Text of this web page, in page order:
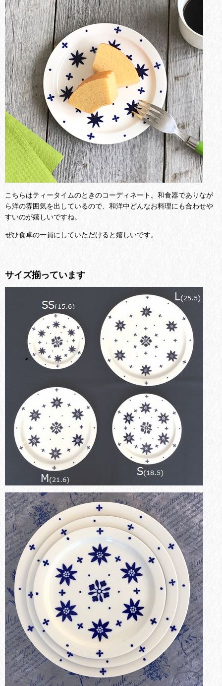
こちらはティータイムのときのコーディネート。和食器でありなが
ら洋の雰囲気を出しているので、和洋中どんなお料理にも合わせや
すいのが嬉しいですね。
ぜひ食卓の一員にしていただけると嬉しいです。
サイズ揃っています